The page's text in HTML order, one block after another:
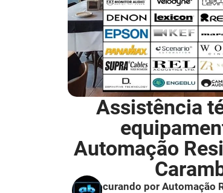
Assistência
Automação
Procurando por Automação